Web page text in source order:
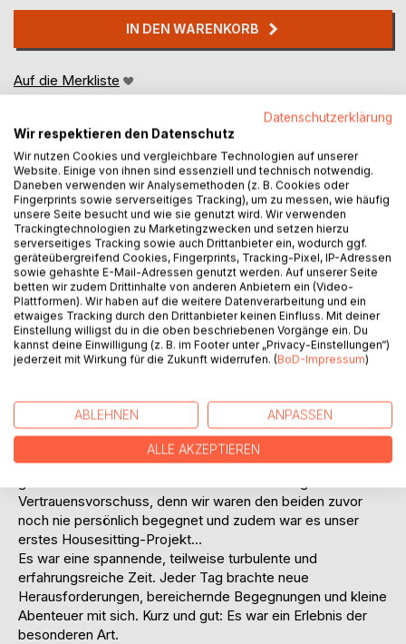
IN DEN WARENKORB
Auf die Merkliste
BESCHREIBUNG
Elf Wochen lang durften wir auf der Trauminsel Langkawi in
Malaysia Housesitter sein. Wir erhielten den Zuschlag für
ein unwiderstehliches Angebot: Eine Villa inmitten eines
10.000 m² großen tropischen Gartens mit Blick aufs Meer
und direktem Strandzugang war zu pflegen. An erster
HobNob.
Olivia und Jack suchten für die Zeit ihrer Abwesenheit
Housesitter, die sich um ihr Anwesen, ihre auf dem Gelände
gelegene Ferienwohnung samt Feriengästen sowie ihren
Vertrauensvorschuss, denn wir waren den beiden zuvor
noch nie persönlich begegnet und zudem war es unser
erstes Housesitting-Projekt...
Es war eine spannende, teilweise turbulente und
erfahrungsreiche Zeit. Jeder Tag brachte neue
Herausforderungen, bereichernde Begegnungen und kleine
Abenteuer mit sich. Kurz und gut: Es war ein Erlebnis der
besonderen Art.
Datenschutzerklärung
Wir respektieren den Datenschutz
Wir nutzen Cookies und vergleichbare Technologien auf unserer
Website. Einige von ihnen sind essenziell und technisch notwendig.
Daneben verwenden wir Analysemethoden (z. B. Cookies oder
Fingerprints sowie serverseitiges Tracking), um zu messen, wie häufig
unsere Seite besucht und wie sie genutzt wird. Wir verwenden
Trackingtechnologien zu Marketingzwecken und setzen hierzu
serverseitiges Tracking sowie auch Drittanbieter ein, wodurch ggf.
geräteübergreifend Cookies, Fingerprints, Tracking-Pixel, IP-Adressen
sowie gehashte E-Mail-Adressen genutzt werden. Auf unserer Seite
betten wir zudem Drittinhalte von anderen Anbietern ein (Video-
Plattformen). Wir haben auf die weitere Datenverarbeitung und ein
etwaiges Tracking durch den Drittanbieter keinen Einfluss. Mit deiner
Einstellung willigst du in die oben beschriebenen Vorgänge ein. Du
kannst deine Einwilligung (z. B. im Footer unter „Privacy-Einstellungen“)
jederzeit mit Wirkung für die Zukunft widerrufen. (BoD-Impressum)
ABLEHNEN ANPASSEN
ALLE AKZEPTIEREN